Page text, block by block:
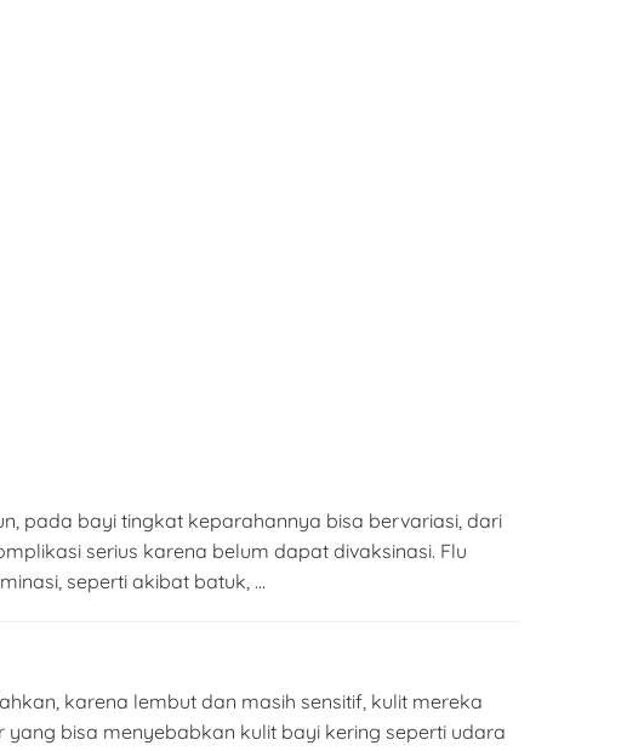
pada bayi tingkat keparahannya bisa bervariasi, dari
serius karena belum dapat divaksinasi. Flu
seperti akibat batuk, …
karena lembut dan masih sensitif, kulit mereka
bisa menyebabkan kulit bayi kering seperti udara